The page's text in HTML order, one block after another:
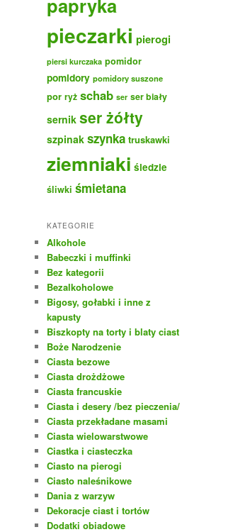
pieczarki pierogi
piersi kurczaka pomidor
pomidory pomidory suszone
por ryż schab ser ser biały
sernik ser żółty
szpinak szynka truskawki
ziemniaki śledzie
śliwki śmietana
KATEGORIE
Alkohole
Babeczki i muffinki
Bez kategorii
Bezalkoholowe
Bigosy, gołabki i inne z
kapusty
Biszkopty na torty i blaty ciast
Boże Narodzenie
Ciasta bezowe
Ciasta drożdżowe
Ciasta francuskie
Ciasta i desery /bez pieczenia/
Ciasta przekładane masami
Ciasta wielowarstwowe
Ciastka i ciasteczka
Ciasto na pierogi
Ciasto naleśnikowe
Dania z warzyw
Dekoracje ciast i tortów
Dodatki obiadowe